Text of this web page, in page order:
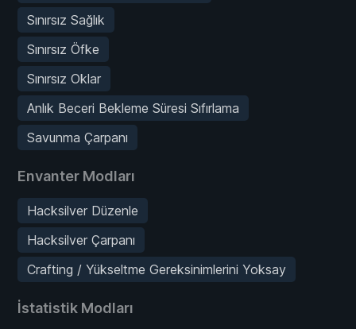
Sınırsız Sağlık
Sınırsız Öfke
Sınırsız Oklar
Anlık Beceri Bekleme Süresi Sıfırlama
Savunma Çarpanı
Envanter Modları
Hacksilver Düzenle
Hacksilver Çarpanı
Crafting / Yükseltme Gereksinimlerini Yoksay
İstatistik Modları